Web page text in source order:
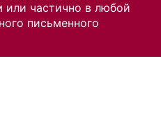
или частично в любой
письменного